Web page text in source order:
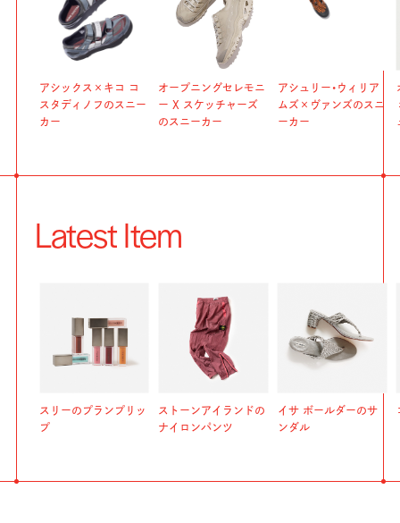
アシックス×キコ コ
スタディノフのスニー
カー
オープニングセレモニ
ー X スケッチャーズ
のスニーカー
アシュリー・ウィリア
ムズ×ヴァンズのスニ
ーカー
Latest Item
スリーのプランプリッ
プ
ストーンアイランドの
ナイロンパンツ
イサ ボールダーのサ
ンダル